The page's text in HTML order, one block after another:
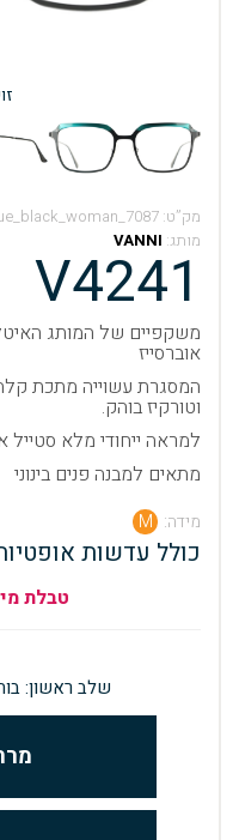
מק”ט:
מותג: VANNI
V4241
אוברסייז
המסגרת עשוייה מתכת
וטורקיז בוהק.
למראה ייחודי מלא סטייל
מתאים למבנה פנים בינוני
מידה: M
כולל עדשות אופטיות
טבלת
שלב ראשון: